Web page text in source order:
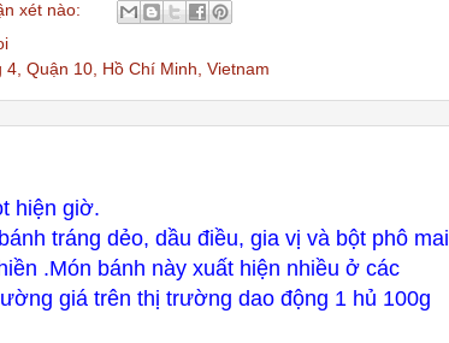
xét nào:
Quận 10, Hồ Chí Minh, Vietnam
hiện giờ.
tráng dẻo, dầu điều, gia vị và bột phô mai
.Món bánh này xuất hiện nhiều ở các
giá trên thị trường dao động 1 hủ 100g